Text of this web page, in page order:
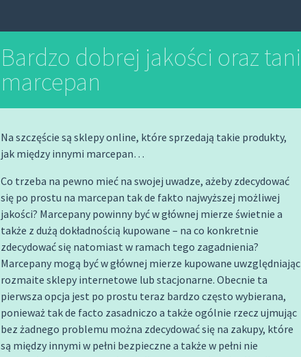
Bardzo dobrej jakości oraz tani
marcepan
Na szczęście są sklepy online, które sprzedają takie produkty,
jak między innymi marcepan…
Co trzeba na pewno mieć na swojej uwadze, ażeby zdecydować
się po prostu na marcepan tak de fakto najwyższej możliwej
jakości? Marcepany powinny być w głównej mierze świetnie a
także z dużą dokładnością kupowane – na co konkretnie
zdecydować się natomiast w ramach tego zagadnienia?
Marcepany mogą być w głównej mierze kupowane uwzględniając
rozmaite sklepy internetowe lub stacjonarne. Obecnie ta
pierwsza opcja jest po prostu teraz bardzo często wybierana,
ponieważ tak de facto zasadniczo a także ogólnie rzecz ujmując
bez żadnego problemu można zdecydować się na zakupy, które
są między innymi w pełni bezpieczne a także w pełni nie